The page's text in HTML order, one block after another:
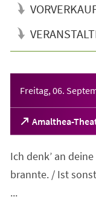
Freitag, 06.
Amalthea-
(Öffnet
in
neuen
Ich denk’ an
brannte. / Ist
...